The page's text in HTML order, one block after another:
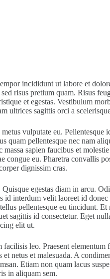
incididunt ut labore et
risus pretium quam. Risus
et egestas. Vestibulum
sagittis orci a
vulputate eu.
quam pellentesque nec nam
sapien faucibus et
eu. Pharetra convallis
dignissim cras.
egestas diam in arcu.
interdum velit laoreet id
pellentesque eu tincidunt.
sagittis id consectetur. Eget
elit ut.
leo. Praesent
netus et malesuada. A
Etiam non quam lacus
in aliquam sem.